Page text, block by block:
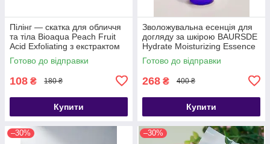
Пілінг — скатка для обличчя
та тіла Bioaqua Peach Fruit
Acid Exfoliating з екстрактом
персика, 140 г
Готово до відправки
108 ₴ 180 ₴
Купити
Зволожувальна есенція для
догляду за шкірою BAURSDE
Hydrate Moisturizing Essence
230 мл
Готово до відправки
268 ₴ 400 ₴
Купити
–30% –30%